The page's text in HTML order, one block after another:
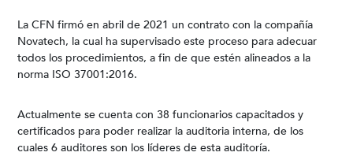
La CFN firmó en abril de 2021 un contrato con la compañía
Novatech, la cual ha supervisado este proceso para adecuar
todos los procedimientos, a fin de que estén alineados a la
norma ISO 37001:2016.
Actualmente se cuenta con 38 funcionarios capacitados y
certificados para poder realizar la auditoria interna, de los
cuales 6 auditores son los líderes de esta auditoría.